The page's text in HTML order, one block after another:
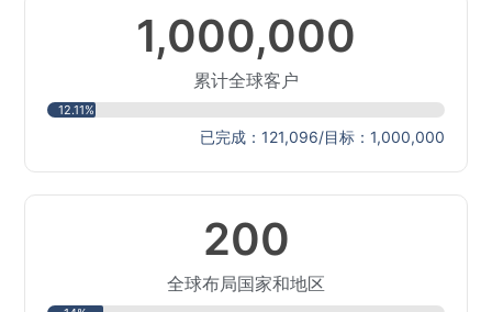
累计全球客户
1,000,000
12.11%
已完成：121,096/目标：1,000,000
全球布局国家和地区
200